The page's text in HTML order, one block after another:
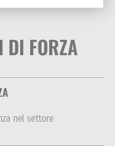
DI FORZA
nel settore